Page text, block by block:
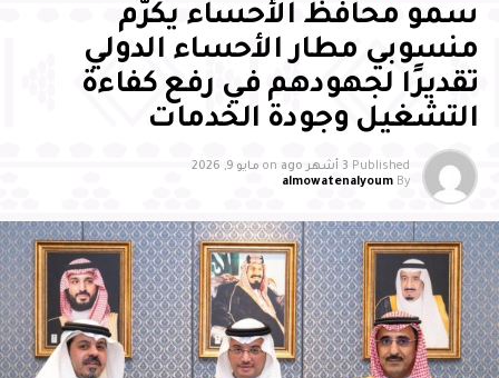
متابعة المواطن اليوم /
سمو محافظ الأحساء يكرّم
منسوبي مطار الأحساء الدولي
تقديرًا لجهودهم في رفع كفاءة
التشغيل وجودة الخدمات
Published 3 أشهر ago on مايو 9, 2026
By
almowatenalyoum